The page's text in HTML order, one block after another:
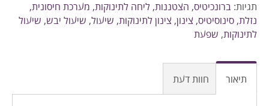
תגיות: ברונכיטיס, הצטננות, ליחה לתינוקות, מערכת חיסונית,
נזלת, סינוסיטיס, צינון, צינון לתינוקות, שיעול, שיעול יבש, שיעול
לתינוקות, שפעת
תיאור חוות דעת